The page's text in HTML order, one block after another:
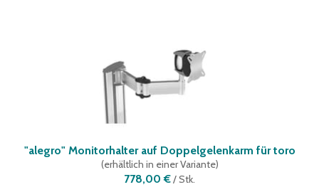
"alegro" Monitorhalter auf Doppelgelenkarm für toro
(erhältlich in einer Variante)
778,00 €/Stk.